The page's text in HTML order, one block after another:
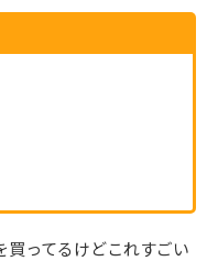
買ってるけどこれすごい